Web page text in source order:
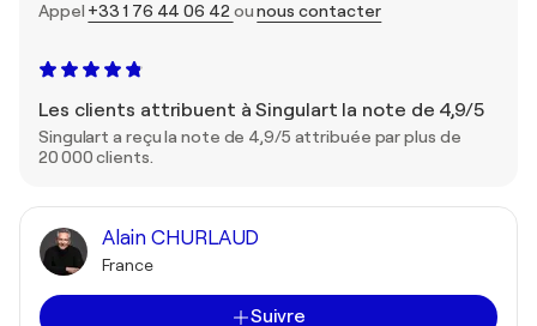
Appel +33 1 76 44 06 42 ounous contacter
Les clients attribuent à Singulart la note de 4,9/5
Singulart a reçu la note de 4,9/5 attribuée par plus de
20 000 clients.
Alain CHURLAUD
France
Suivre